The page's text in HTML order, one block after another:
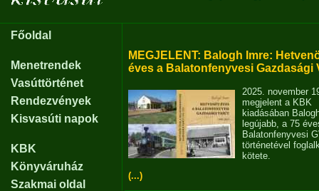
Főoldal
Menetrendek
Vasúttörténet
Rendezvények
Kisvasúti napok
KBK
Könyváruház
Szakmai oldal
MEGJELENT: Balogh Imre:
éves a Balatonfenyvesi Gazdasági
2025. november
megjelent a KBK
kiadásában
legújabb, a 75
Balatonfenyvesi
történetével
kötete.
(...)